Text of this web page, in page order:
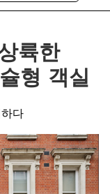
륙한
형 객실
다